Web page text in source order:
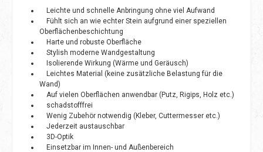
Leichte und schnelle Anbringung ohne viel Aufwand
Fühlt sich an wie echter Stein aufgrund einer speziellen
Oberflächenbeschichtung
Harte und robuste Oberfläche
Stylish moderne Wandgestaltung
Isolierende Wirkung (Wärme und Geräusch)
Leichtes Material (keine zusätzliche Belastung für die
Wand)
Auf vielen Oberflächen anwendbar (Putz, Rigips, Holz etc.)
schadstofffrei
Wenig Zubehör notwendig (Kleber, Cuttermesser etc.)
Jederzeit austauschbar
3D-Optik
Einsetzbar im Innen- und Außenbereich